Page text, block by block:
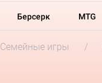
Берсерк MTG
Семейные игры